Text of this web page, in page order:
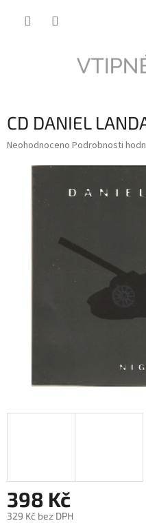
CD DANIEL
Průměrné
produktu
Neohodnoceno Podrobnosti
398 Kč
329 Kč bez DPH